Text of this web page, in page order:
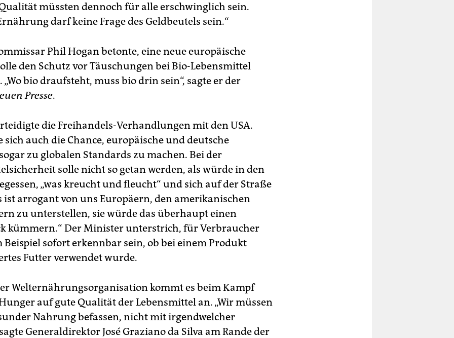
müssten dennoch für alle erschwinglich sein.
darf keine Frage des Geldbeutels sein.“
Phil Hogan betonte, eine neue europäische
den Schutz vor Täuschungen bei Bio-Lebensmittel
„Wo bio draufsteht, muss bio drin sein“, sagte er der
Presse.
die Freihandels-Verhandlungen mit den USA.
sich auch die Chance, europäische und deutsche
zu globalen Standards zu machen. Bei der
solle nicht so getan werden, als würde in den
„was kreucht und fleucht“ und sich auf der Straße
ist arrogant von uns Europäern, den amerikanischen
zu unterstellen, sie würde das überhaupt einen
kümmern.“ Der Minister unterstrich, für Verbraucher
Beispiel sofort erkennbar sein, ob bei einem Produkt
Futter verwendet wurde.
Welternährungsorganisation kommt es beim Kampf
auf gute Qualität der Lebensmittel an. „Wir müssen
Nahrung befassen, nicht mit irgendwelcher
Generaldirektor José Graziano da Silva am Rande der